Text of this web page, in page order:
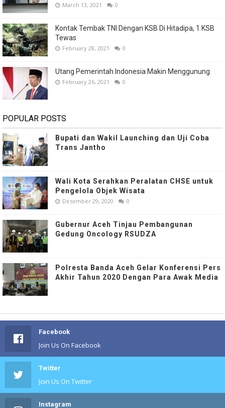
March 13, 2021 0
Kontak Tembak TNI Dengan KSB Di Hitadipa, 1 KSB
Tewas
February 28, 2021 0
Utang Pemerintah Indonesia Makin Menggunung
February 26, 2021 0
POPULAR POSTS
Bupati dan Wakil Launching dan Uji Coba
Trans Jantho
Wali Kota Serahkan Peralatan CHSE untuk
Pengelola Objek Wisata
Desember 29, 2020 0
Gubernur Aceh Tinjau Pembangunan
Gedung Oncology RSUDZA
Polresta Banda Aceh Gelar Konferensi Pers
Akhir Tahun 2020 Dengan Para Awak Media
Facebook
Join Us On Facebook
Twitter
Join Us On Twitter
Instagram